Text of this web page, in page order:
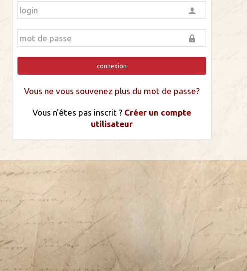
connexion
Vous ne vous souvenez plus du mot de passe?
Vous n'êtes pas inscrit ? Créer un compte
utilisateur